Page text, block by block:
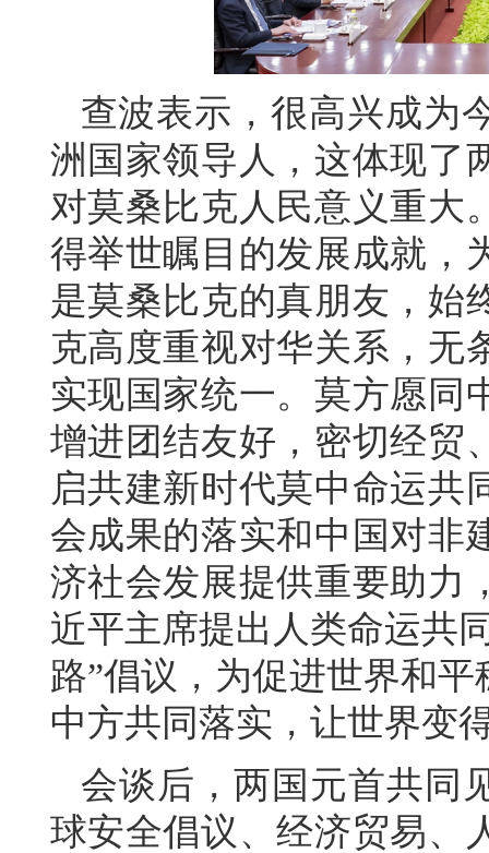
查波表示，很高兴成为
洲国家领导人，这体现了
对莫桑比克人民意义重大
得举世瞩目的发展成就，
是莫桑比克的真朋友，始
克高度重视对华关系，无
实现国家统一。莫方愿同
增进团结友好，密切经贸
启共建新时代莫中命运共
会成果的落实和中国对非
济社会发展提供重要助力
近平主席提出人类命运共
路”倡议，为促进世界和
中方共同落实，让世界变
会谈后，两国元首共同
球安全倡议、经济贸易、